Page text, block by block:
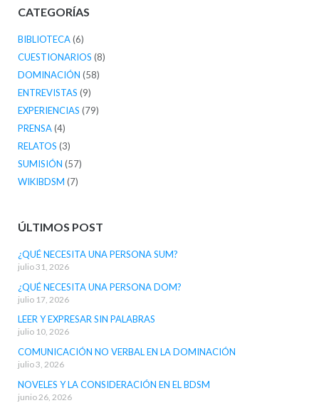
CATEGORÍAS
BIBLIOTECA(6)
CUESTIONARIOS (8)
DOMINACIÓN (58)
ENTREVISTAS (9)
EXPERIENCIAS (79)
PRENSA(4)
RELATOS (3)
SUMISIÓN (57)
WIKIBDSM (7)
ÚLTIMOS POST
¿QUÉ NECESITA UNA PERSONA SUM?
julio 31, 2026
¿QUÉ NECESITA UNA PERSONA DOM?
julio 17, 2026
LEER Y EXPRESAR SIN PALABRAS
julio 10, 2026
COMUNICACIÓN NO VERBAL EN LA DOMINACIÓN
julio 3, 2026
NOVELES Y LA CONSIDERACIÓN EN EL BDSM
junio 26, 2026